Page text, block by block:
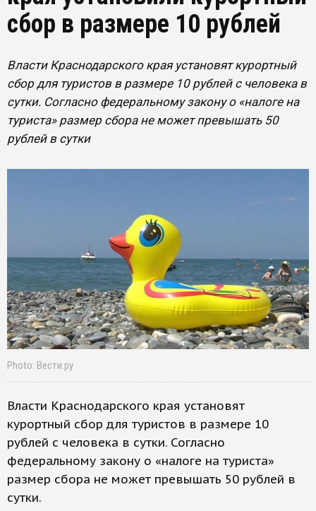
сбор в размере 10 рублей
Власти Краснодарского края установят курортный
сбор для туристов в размере 10 рублей с человека в
сутки. Согласно федеральному закону о «налоге на
туриста» размер сбора не может превышать 50
рублей в сутки
Photo: Вести.ру
Власти Краснодарского края установят
курортный сбор для туристов в размере 10
рублей с человека в сутки. Согласно
федеральному закону о «налоге на туриста»
размер сбора не может превышать 50 рублей в
сутки.